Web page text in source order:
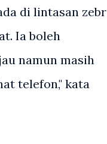
di lintasan
Ia boleh
namun masih
telefon," kata